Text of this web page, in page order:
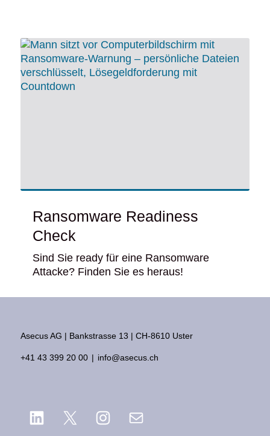
Ransomware Readiness
Check
Sind Sie ready für eine Ransomware
Attacke? Finden Sie es heraus!
Asecus AG Bankstrasse 13 CH-8610 Uster
+41 43 399 20 00 info@asecus.ch
LinkedIn X InstagramE-Mail